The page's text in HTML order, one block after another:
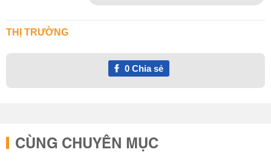
THỊ TRƯỜNG
0Chia sẻ
CÙNG CHUYÊN MỤC